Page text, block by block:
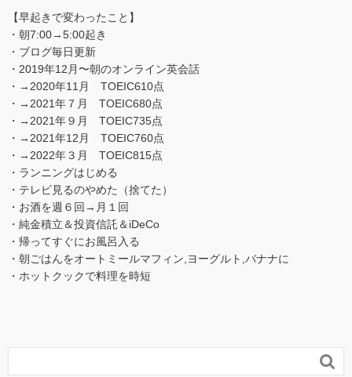
【早起きで変わったこと】
・朝7:00→5:00起き
・ブログ毎日更新
・2019年12月〜朝のオンライン英会話
・→2020年11月 TOEIC610点
・→2021年７月 TOEIC680点
・→2021年９月 TOEIC735点
・→2021年12月 TOEIC760点
・→2022年３月 TOEIC815点
・ランニングはじめる
・テレビ見るのやめた（捨てた）
・お酒を週６回→月１回
・純金積立＆投資信託＆iDeCo
・帰ってすぐにお風呂入る
・朝ごはんをオートミールマフィン,ヨーグルト,バナナに
・ホットクックで料理を時短
